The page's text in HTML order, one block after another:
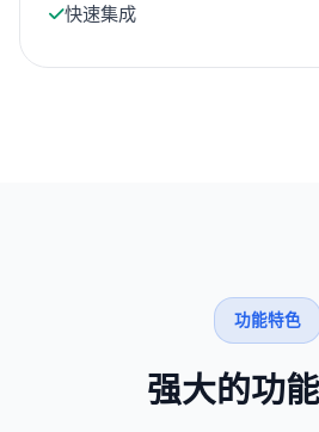
快速集成
功能特色
强大的功